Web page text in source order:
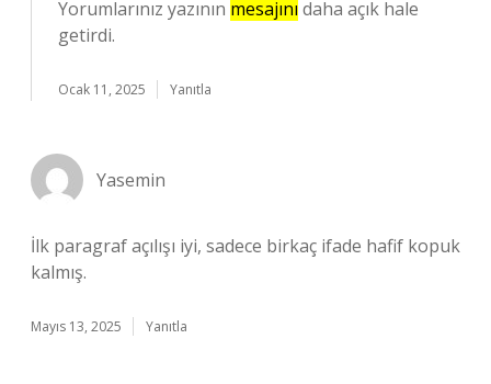
Yorumlarınız yazının mesajını daha açık hale
getirdi.
Ocak 11, 2025 Yanıtla
Yasemin
İlk paragraf açılışı iyi, sadece birkaç ifade hafif kopuk
kalmış.
Mayıs 13, 2025 Yanıtla